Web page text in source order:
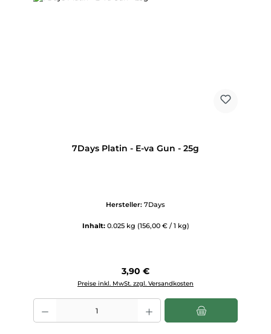
7Days Platin - E-va Gun - 25g
Hersteller: 7Days
Inhalt: 0.025 kg (156,00 € / 1 kg)
Regulärer Preis:
3,90 €
Preise inkl. MwSt. zzgl. Versandkosten
Produkt Anzahl: Gib den gewünschten Wert ein oder benutze die